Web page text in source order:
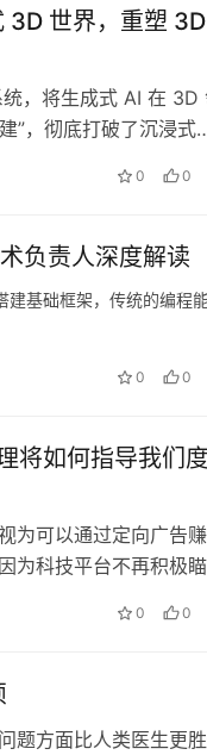
世界，重塑
，将生成式 AI 在 3D
”，彻底打破了沉浸式
0 0
负责人深度解读
建基础框架，传统的编程
0 0
将如何指导我们
为可以通过定向广告
为科技平台不再积极瞄
0 0
题方面比人类医生更